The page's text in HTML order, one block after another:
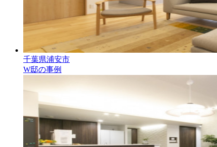
千葉県浦安市
W邸の事例